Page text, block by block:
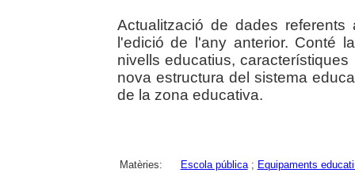
Actualització de dades
l'edició de l'any anterior. Conté
nivells educatius,
nova estructura del sistema
de la zona educativa.
Matèries: Escola pública; Equipaments